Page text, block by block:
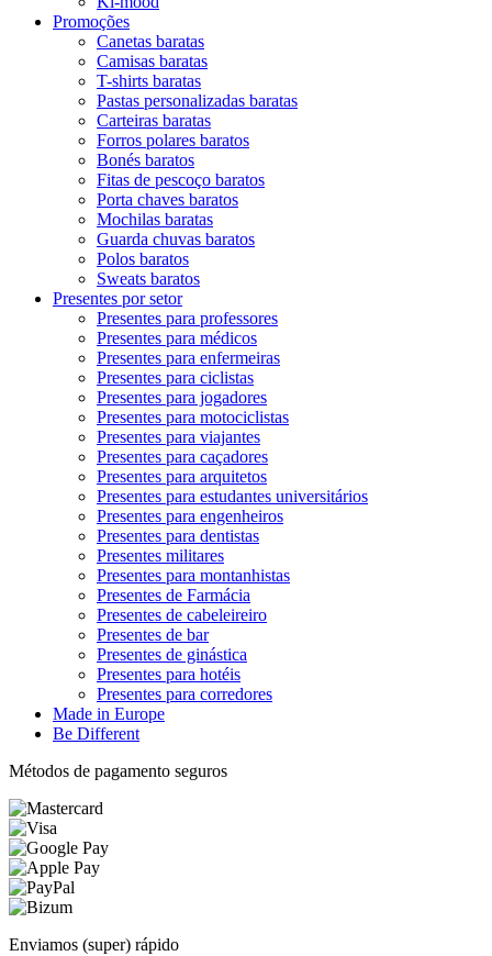
Promoções
Canetas baratas
Camisas baratas
T-shirts baratas
Pastas personalizadas baratas
Carteiras baratas
Forros polares baratos
Bonés baratos
Fitas de pescoço baratos
Porta chaves baratos
Mochilas baratas
Guarda chuvas baratos
Polos baratos
Sweats baratos
Presentes por setor
Presentes para professores
Presentes para médicos
Presentes para enfermeiras
Presentes para ciclistas
Presentes para jogadores
Presentes para motociclistas
Presentes para viajantes
Presentes para caçadores
Presentes para arquitetos
Presentes para estudantes universitários
Presentes para engenheiros
Presentes para dentistas
Presentes militares
Presentes para montanhistas
Presentes de Farmácia
Presentes de cabeleireiro
Presentes de bar
Presentes de ginástica
Presentes para hotéis
Presentes para corredores
Made in Europe
Be Different
Métodos de pagamento seguros
Enviamos (super) rápido